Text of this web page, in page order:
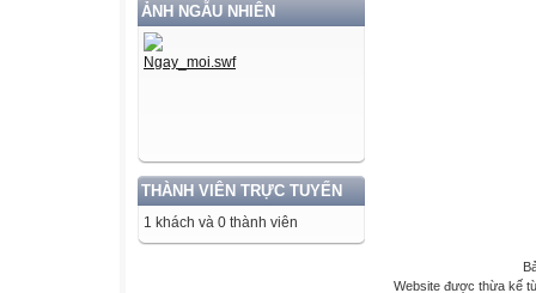
ẢNH NGẪU NHIÊN
THÀNH VIÊN TRỰC TUYẾN
1 khách và 0 thành viên
Website được thừa kế